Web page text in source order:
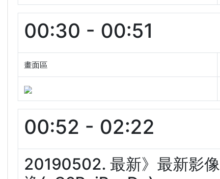
00:30 - 00:51
畫面區
00:52 - 02:22
20190502. 最新》最新影